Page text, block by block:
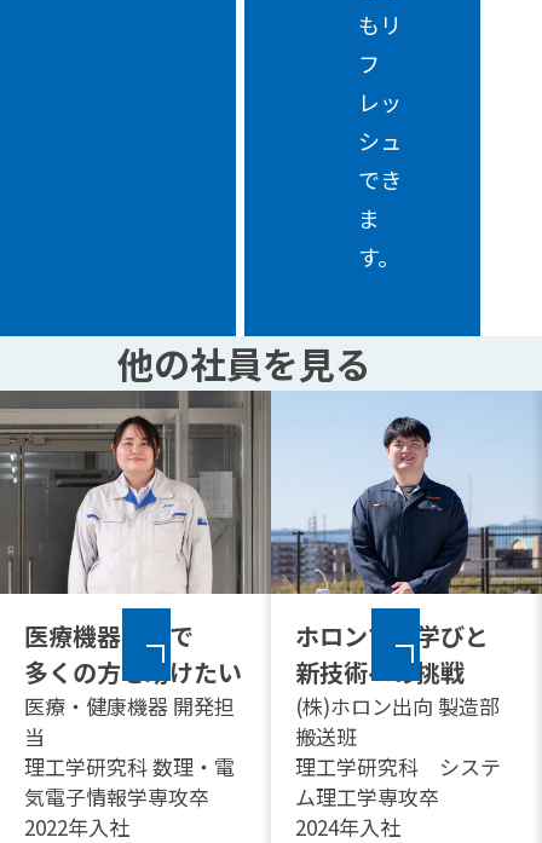
もリ
フ
レッ
シュ
でき
ま
す。
他の社員を見る
医療機器開発で
多くの方を助けたい
医療・健康機器 開発担
当
理工学研究科 数理・電
気電子情報学専攻卒
2022年入社
ホロンでの学びと
新技術への挑戦
(株)ホロン出向 製造部
搬送班
理工学研究科 システ
ム理工学専攻卒
2024年入社